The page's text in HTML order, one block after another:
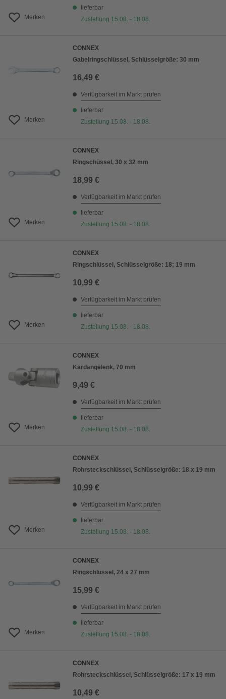
Merken
lieferbar
Zustellung 15.08. - 18.08.
Merken
CONNEX
Gabelringschlüssel, Schlüsselgröße: 30 mm
16,49 €
Verfügbarkeit im Markt prüfen
lieferbar
Zustellung 15.08. - 18.08.
Merken
CONNEX
Ringschüssel, 30 x 32 mm
18,99 €
Verfügbarkeit im Markt prüfen
lieferbar
Zustellung 15.08. - 18.08.
Merken
CONNEX
Ringschlüssel, Schlüsselgröße: 18; 19 mm
10,99 €
Verfügbarkeit im Markt prüfen
lieferbar
Zustellung 15.08. - 18.08.
Merken
CONNEX
Kardangelenk, 70 mm
9,49 €
Verfügbarkeit im Markt prüfen
lieferbar
Zustellung 15.08. - 18.08.
Merken
CONNEX
Rohrsteckschlüssel, Schlüsselgröße: 18 x 19 mm
10,99 €
Verfügbarkeit im Markt prüfen
lieferbar
Zustellung 15.08. - 18.08.
Merken
CONNEX
Ringschlüssel, 24 x 27 mm
15,99 €
Verfügbarkeit im Markt prüfen
lieferbar
Zustellung 15.08. - 18.08.
CONNEX
Rohrsteckschlüssel, Schlüsselgröße: 17 x 19 mm
10,49 €